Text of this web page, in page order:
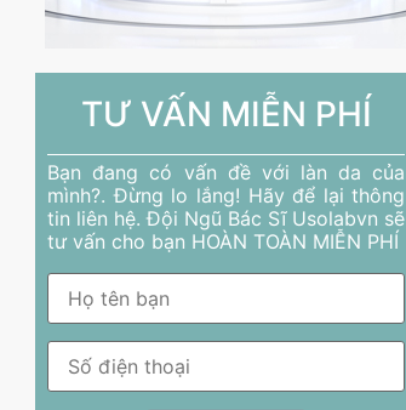
TƯ VẤN MIỄN PHÍ
Bạn đang có vấn đề với làn da của
mình?. Đừng lo lắng! Hãy để lại thông
tin liên hệ. Đội Ngũ Bác Sĩ Usolabvn sẽ
tư vấn cho bạn HOÀN TOÀN MIỄN PHÍ